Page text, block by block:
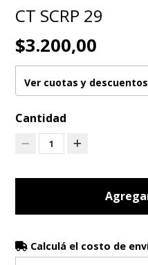
CT SCRP 29
$3.200,00
Ver cuotas y descuentos
Cantidad
1
Calculá el costo de